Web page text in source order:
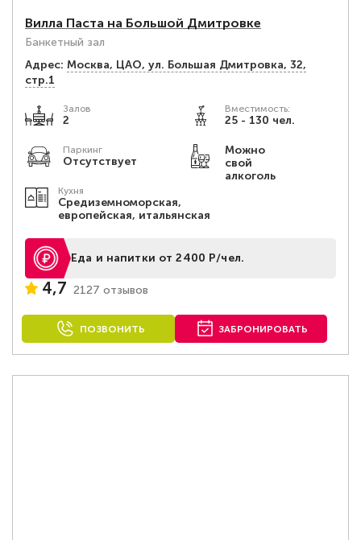
Вилла Паста на Большой Дмитровке
Банкетный зал
Адрес: Москва, ЦАО, ул. Большая Дмитровка, 32,
стр.1
Залов
2
Вместимость:
25 - 130 чел.
Паркинг
Отсутствует
Можно
свой
алкоголь
Кухня
Средиземноморская,
европейская, итальянская
Еда и напитки от 2400 Р/чел.
4,7 2127 отзывов
ПОЗВОНИТЬ ЗАБРОНИРОВАТЬ